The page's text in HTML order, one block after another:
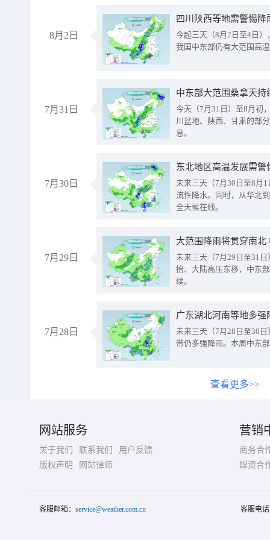
8月2日
今起三天（8月2日至4日
我国中东部仍有大范围高
7月31日
中东部大范围桑拿天
今天（7月31日）至8月初
川盆地、陕西、甘肃的部
息。
7月30日
东北地区高温发展需
未来三天（7月30日至8月
流性降水。同时，从华北
全天候在线。
7月29日
大范围降雨将贯穿南
未来三天（7月29日至31
抬、大陆高压东移，中东
续。
7月28日
广东湖北河南等地多
未来三天（7月28日至30
带仍多强降雨。本周中东
查看更多>>
网站服务
关于我们 联系我们
用户反馈
版权声明
网站律师
营销
商务合
媒资合
客服邮箱： service@weather.com.cn 客服电